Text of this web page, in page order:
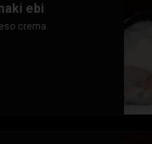
ebi
crema.